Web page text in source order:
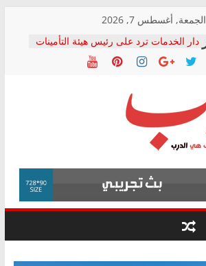
الجمعة, أغسطس 7, 2026
دار الخدمات ترد على رئيس هيئة التأمينات
بعد مؤتمره الصحفي: إنكار الأزمة لا ينهي
معاناة أصحاب المعاشات.. ونطالب بكشف
فرحات سليمان يكتب: القطاع الصحي إلى
أين؟
حزب التحالف الشعبي يطلق لجنة “الحق
في الصحة” بالإسكندرية لرصد الانتهاكات
ودعم المرضى
الوزاري لمدينة الصحفيين.. وانتهاء أعمال
إنشاء المبنى الإداري
المجلس القومي لحقوق الإنسان يعلن
متابعة قضية الدكتور محمد زهران.. ويؤكد:
قرينة البراءة وضمانات المحاكمة العادلة